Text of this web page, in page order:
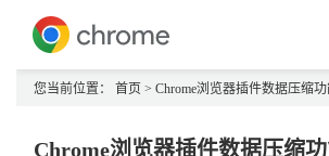
您当前位置： 首页 > Chrome浏览器插件数据压缩